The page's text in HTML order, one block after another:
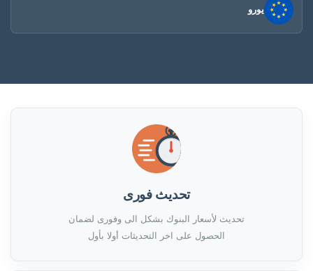
يورو
تحديث فورى
تحديث لأسعار البنوك بشكل الى وفورى لضمان
الحصول على اخر التحديثات أولا بأول